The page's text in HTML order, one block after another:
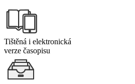
Tištěná i elektronická
verze časopisu